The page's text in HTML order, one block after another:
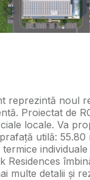
reprezintă
Proiectat de
locale. Va
utilă:
Residences
multe detalii și